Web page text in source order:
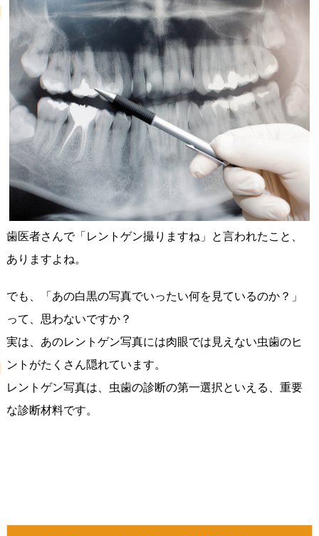
歯医者さんで「レントゲン撮りますね」と言われたこと、
ありますよね。
でも、「あの白黒の写真でいったい何を見ているのか？」
って、思わないですか？
実は、あのレントゲン写真には肉眼では見えない虫歯のヒ
ントがたくさん隠れています。
レントゲン写真は、虫歯の診断の第一選択といえる、重要
な診断材料です。